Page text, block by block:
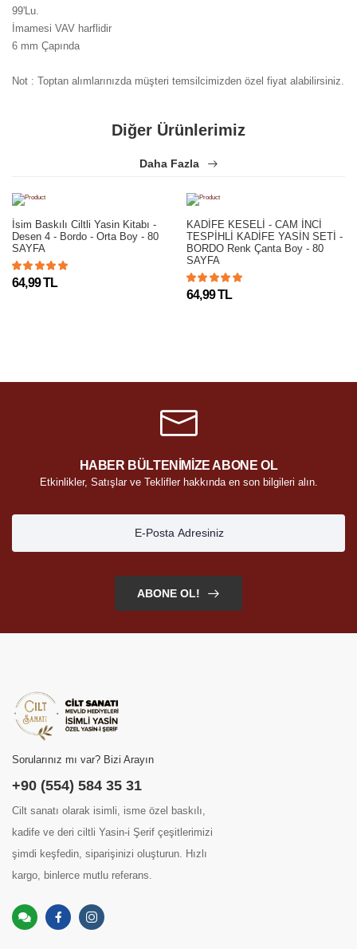
99'Lu.
İmamesi VAV harflidir
6 mm Çapında
Not : Toptan alımlarınızda müşteri temsilcimizden özel fiyat alabilirsiniz.
Diğer Ürünlerimiz
Daha Fazla
İsim Baskılı Ciltli Yasin Kitabı -
Desen 4 - Bordo - Orta Boy - 80
SAYFA
64,99 TL
KADİFE KESELİ - CAM İNCİ
TESPİHLİ KADİFE YASİN SETİ -
BORDO Renk Çanta Boy - 80
SAYFA
64,99 TL
HABER BÜLTENİMİZE ABONE OL
Etkinlikler, Satışlar ve Teklifler hakkında en son bilgileri alın.
ABONE OL!
Sorularınız mı var? Bizi Arayın
+90 (554) 584 35 31
Cilt sanatı olarak isimli, isme özel baskılı,
kadife ve deri ciltli Yasin-i Şerif çeşitlerimizi
şimdi keşfedin, siparişinizi oluşturun. Hızlı
kargo, binlerce mutlu referans.